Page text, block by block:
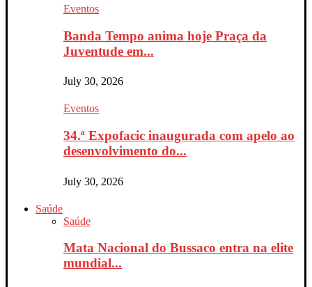
Eventos
Banda Tempo anima hoje Praça da
Juventude em...
July 30, 2026
Eventos
34.ª Expofacic inaugurada com apelo ao
desenvolvimento do...
July 30, 2026
Saúde
Saúde
Mata Nacional do Bussaco entra na elite
mundial...